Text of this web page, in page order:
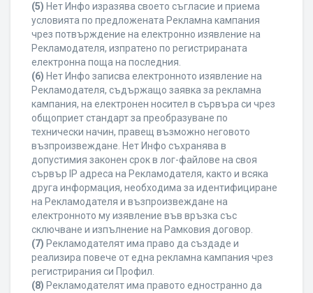
(5) Нет Инфо изразява своето съгласие и приема
условията по предложената Рекламна кампания
чрез потвърждение на електронно изявление на
Рекламодателя, изпратено по регистрираната
електронна поща на последния.
(6) Нет Инфо записва електронното изявление на
Рекламодателя, съдържащо заявка за рекламна
кампания, на електронен носител в сървъра си чрез
общоприет стандарт за преобразуване по
технически начин, правещ възможно неговото
възпроизвеждане. Нет Инфо съхранява в
допустимия законен срок в лог-файлове на своя
сървър IP адреса на Рекламодателя, както и всяка
друга информация, необходима за идентифициране
на Рекламодателя и възпроизвеждане на
електронното му изявление във връзка със
сключване и изпълнение на Рамковия договор.
(7) Рекламодателят има право да създаде и
реализира повече от една рекламна кампания чрез
регистрирания си Профил.
(8) Рекламодателят има правото едностранно да